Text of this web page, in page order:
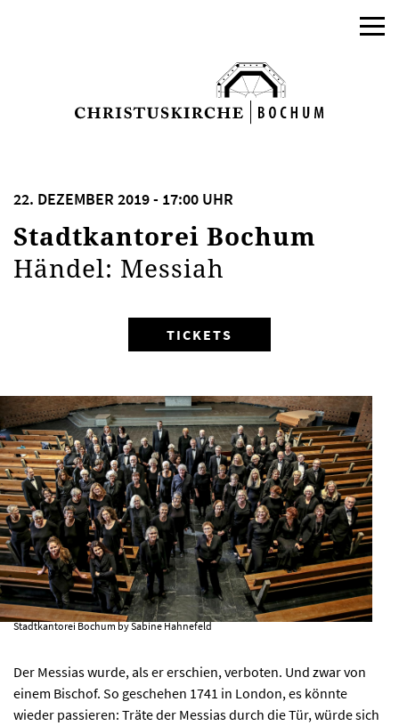
AKTUELLES
PROGRAMM
KIRCHE DER KULTUREN
FOTOS
22. DEZEMBER 2019 - 17:00 UHR
Stadtkantorei Bochum
Händel: Messiah
TICKETS
Stadtkantorei Bochum by Sabine Hahnefeld
Der Messias wurde, als er erschien, verboten. Und zwar von
einem Bischof. So geschehen 1741 in London, es könnte
wieder passieren: Träte der Messias durch die Tür, würde sich